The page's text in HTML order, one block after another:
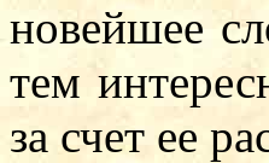
новейшее
тем
за счет ее